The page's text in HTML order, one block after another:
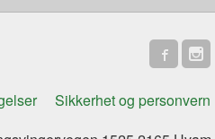
Sikkerhet og personvern